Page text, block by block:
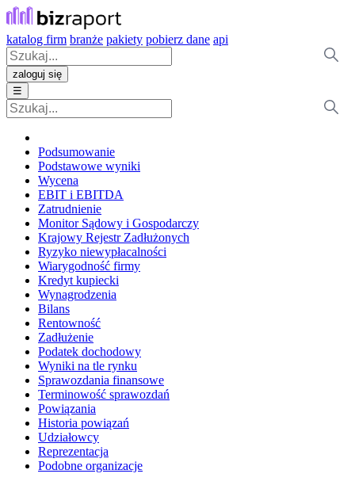
katalog firm branże pakiety pobierz dane api
zaloguj się
☰
Podsumowanie
Podstawowe wyniki
Wycena
EBIT i EBITDA
Zatrudnienie
Monitor Sądowy i Gospodarczy
Krajowy Rejestr Zadłużonych
Ryzyko niewypłacalności
Wiarygodność firmy
Kredyt kupiecki
Wynagrodzenia
Bilans
Rentowność
Zadłużenie
Podatek dochodowy
Wyniki na tle rynku
Sprawozdania finansowe
Terminowość sprawozdań
Powiązania
Historia powiązań
Udziałowcy
Reprezentacja
Podobne organizacje